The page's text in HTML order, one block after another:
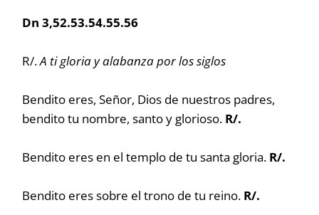
Dn 3,52.53.54.55.56
R/.A ti gloria y alabanza por los siglos
Bendito eres, Señor, Dios de nuestros padres,
bendito tu nombre, santo y glorioso. R/.
Bendito eres en el templo de tu santa gloria. R/.
Bendito eres sobre el trono de tu reino. R/.